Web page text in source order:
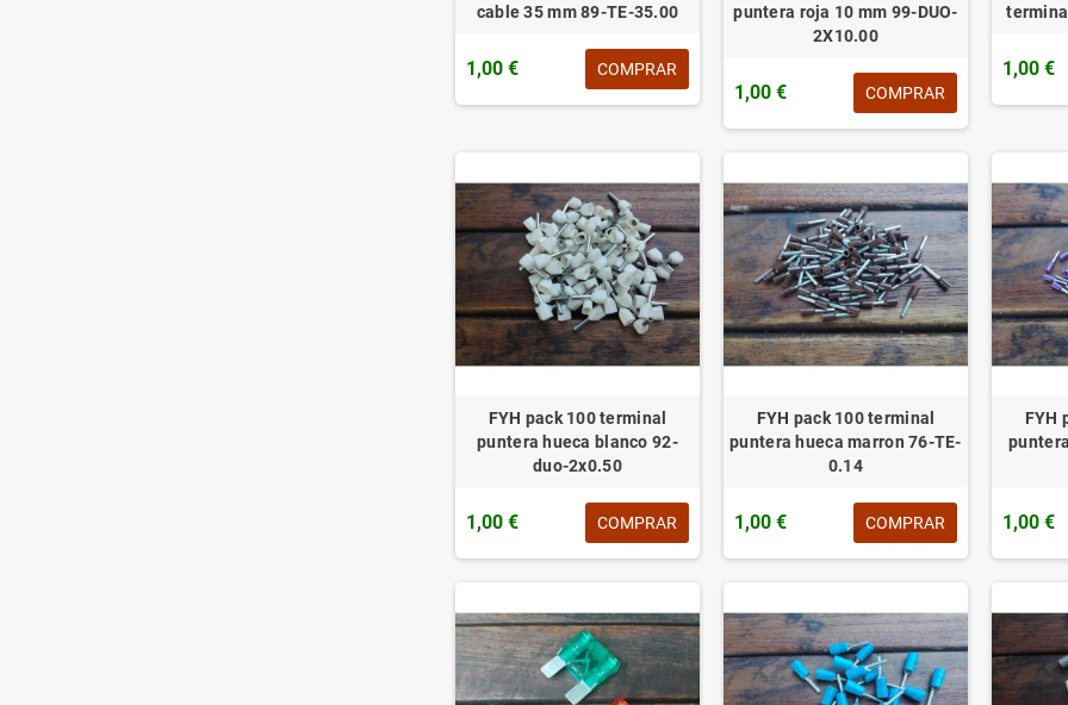
cable 35 mm 89-TE-35.00
1,00 € COMPRAR
puntera roja 10 mm 99-DUO-
2X10.00
1,00 € COMPRAR
1,00 €
FYH pack 100 terminal
puntera hueca blanco 92-
duo-2x0.50
1,00 € COMPRAR
FYH pack 100 terminal
puntera hueca marron 76-TE-
0.14
1,00 € COMPRAR
FYH
1,00 €